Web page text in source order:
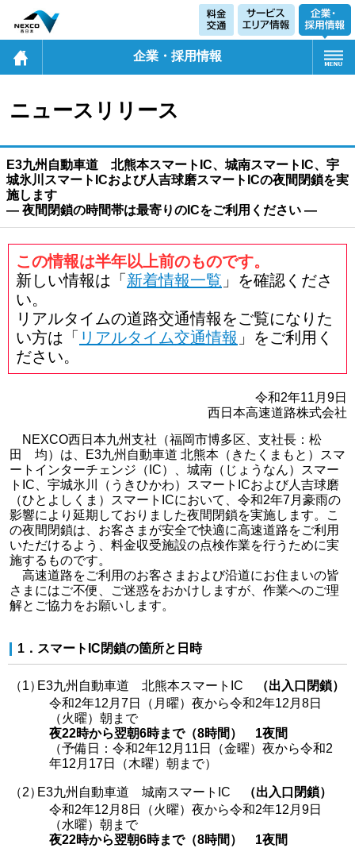
企業・採用情報
ニュースリリース
E3九州自動車道 北熊本スマートIC、城南スマートIC、宇
城氷川スマートICおよび人吉球磨スマートICの夜間閉鎖を実
施します
― 夜間閉鎖の時間帯は最寄りのICをご利用ください ―
この情報は半年以上前のものです。
新しい情報は「 新着情報一覧 」を確認くださ
い。
リアルタイムの道路交通情報をご覧になりた
い方は「 リアルタイム交通情報 」をご利用く
ださい。
令和2年11月9日
西日本高速道路株式会社
NEXCO西日本九州支社（福岡市博多区、支社長：松
田 均）は、E3九州自動車道 北熊本（きたくまもと）スマ
ートインターチェンジ（IC）、城南（じょうなん）スマー
トIC、宇城氷川（うきひかわ）スマートICおよび人吉球磨
（ひとよしくま）スマートICにおいて、令和2年7月豪雨の
影響により延期しておりました夜間閉鎖を実施します。こ
の夜間閉鎖は、お客さまが安全で快適に高速道路をご利用
いただけるよう、料金収受施設の点検作業を行うために実
施するものです。
高速道路をご利用のお客さまおよび沿道にお住まいの皆
さまにはご不便、ご迷惑をおかけしますが、作業へのご理
解とご協力をお願いします。
1．スマートIC閉鎖の箇所と日時
（1）E3九州自動車道 北熊本スマートIC
（出入口閉鎖）
令和2年12月7日（月曜）夜から令和2年12月8日
（火曜）朝まで
夜22時から翌朝6時まで（8時間） 1夜間
（予備日：令和2年12月11日（金曜）夜から令和2
年12月17日（木曜）朝まで）
（2）E3九州自動車道 城南スマートIC
（出入口閉鎖）
令和2年12月8日（火曜）夜から令和2年12月9日
（水曜）朝まで
夜22時から翌朝6時まで（8時間） 1夜間